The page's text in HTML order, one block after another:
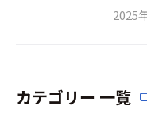
2025
カテゴリー 一覧